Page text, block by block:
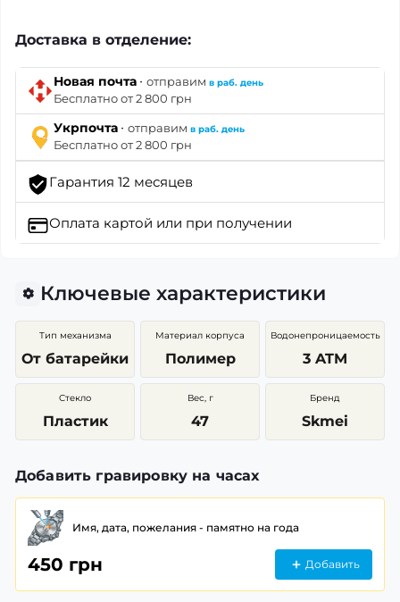
Доставка в отделение:
Новая почта · отправим в раб. день
Бесплатно от 2 800 грн
Укрпочта · отправим в раб. день
Бесплатно от 2 800 грн
Гарантия 12 месяцев
Оплата картой или при получении
Ключевые характеристики
Тип механизма
От батарейки
Материал корпуса
Полимер
Водонепроницаемость
3 ATM
Стекло
Пластик
Вес, г
47
Бренд
Skmei
Добавить гравировку на часах
Имя, дата, пожелания - памятно на года
450 грн Добавить